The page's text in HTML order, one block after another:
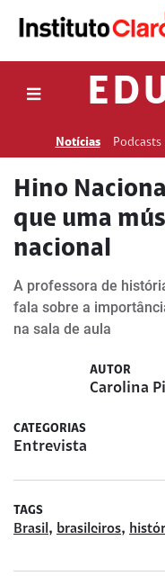
Notícias Podcasts
Hino
que uma
nacional
A professora de
fala sobre a
na sala de aula
AUTOR
Carolina
CATEGORIAS
Entrevista
TAGS
Brasil , brasileiros,